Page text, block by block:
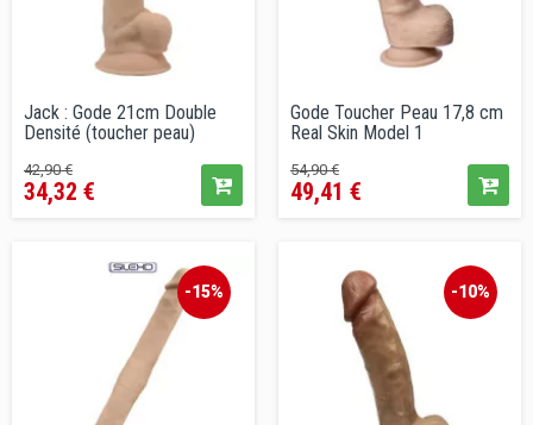
Jack : Gode 21cm Double
Densité (toucher peau)
Prix
de
42,90 €Prix
34,32 €
Gode Toucher Peau 17,8 cm
Real Skin Model 1
Prix
de
54,90 €Prix
49,41 €
-15% -10%